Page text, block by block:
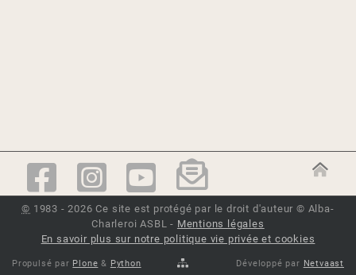
© 1983 - 2026 Ce site est protégé par le droit d'auteur © Alba-
Charleroi ASBL - Mentions légales
En savoir plus sur notre politique vie privée et cookies
Propulsé par Plone & Python Développé par Netvaast